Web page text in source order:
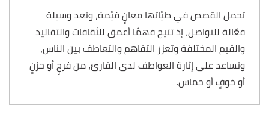
تحمل القصص في طيّاتها معانٍ قيّمة، وتعد وسيلة
فعّالة للتواصل، إذ تتيح فهمًا أعمق للثقافات والتقاليد
والقيم المختلفة وتعزز التفاهم والتعاطف بين الناس،
وتساعد على إثارة العواطف لدى القارئ، من فرحٍ أو حزنٍ
أو خوفٍ أو حماس.